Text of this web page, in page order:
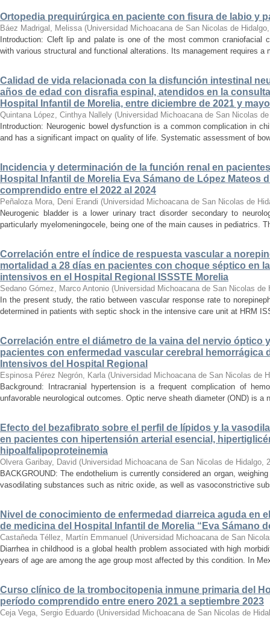
Ortopedia prequirúrgica en paciente con fisura de labio y
Báez Madrigal, Melissa (Universidad Michoacana de San Nicolas de Hidalgo
Introduction: Cleft lip and palate is one of the most common craniofacial
with various structural and functional alterations. Its management requires a
Calidad de vida relacionada con la disfunción intestinal
años de edad con disrafia espinal, atendidos en la
Hospital Infantil de Morelia, entre diciembre de 2021 y
Quintana López, Cinthya Nallely (Universidad Michoacana de San Nicolas
Introduction: Neurogenic bowel dysfunction is a common complication in
and has a significant impact on quality of life. Systematic assessment of
Incidencia y determinación de la función renal en
Hospital Infantil de Morelia Eva Sámano de López Mateos
comprendido entre el 2022 al 2024
Peñaloza Mora, Dení Erandi (Universidad Michoacana de San Nicolas de
Neurogenic bladder is a lower urinary tract disorder secondary to
particularly myelomeningocele, being one of the main causes in pediatrics.
Correlación entre el índice de respuesta vascular a
mortalidad a 28 días en pacientes con choque séptico en
intensivos en el Hospital Regional ISSSTE Morelia
Sedano Gómez, Marco Antonio (Universidad Michoacana de San Nicolas de
In the present study, the ratio between vascular response rate to
determined in patients with septic shock in the intensive care unit at HRM
Correlación entre el diámetro de la vaina del nervio óptico
pacientes con enfermedad vascular cerebral hemorrágica
Intensivos del Hospital Regional
Espinosa Pérez Negrón, Karla (Universidad Michoacana de San Nicolas de
Background: Intracranial hypertension is a frequent complication of
unfavorable neurological outcomes. Optic nerve sheath diameter (OND) is a
Efecto del bezafibrato sobre el perfil de lípidos y la
en pacientes con hipertensión arterial esencial,
hipoalfalipoproteinemia
Olvera Garibay, David (Universidad Michoacana de San Nicolas de Hidalgo,
BACKGROUND: The endothelium is currently considered an organ,
vasodilating substances such as nitric oxide, as well as vasoconstrictive
Nivel de conocimiento de enfermedad diarreica aguda en
de medicina del Hospital Infantil de Morelia “Eva Sámano
Castañeda Téllez, Martín Emmanuel (Universidad Michoacana de San
Diarrhea in childhood is a global health problem associated with high
years of age are among the age group most affected by this condition. In
Curso clínico de la trombocitopenia inmune primaria del
período comprendido entre enero 2021 a septiembre 2023
Ceja Vega, Sergio Eduardo (Universidad Michoacana de San Nicolas de